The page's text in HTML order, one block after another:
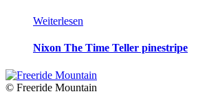
Weiterlesen
Nixon The Time Teller pinestripe
© Freeride Mountain